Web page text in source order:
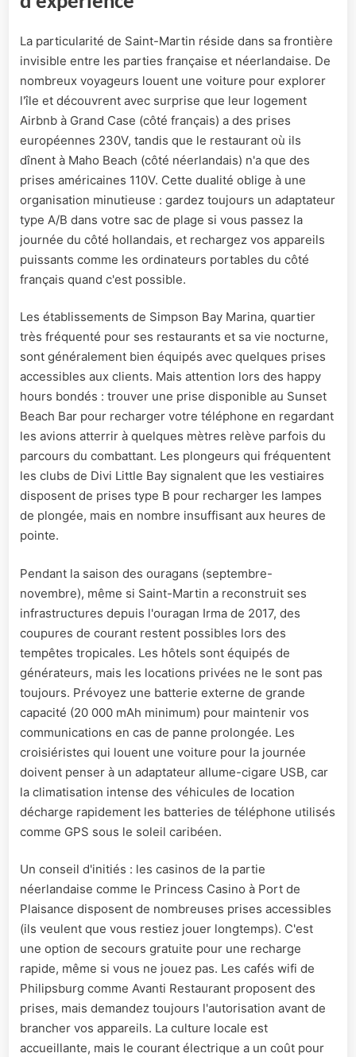
La particularité de Saint-Martin réside dans sa frontière
invisible entre les parties française et néerlandaise. De
nombreux voyageurs louent une voiture pour explorer
l'île et découvrent avec surprise que leur logement
Airbnb à Grand Case (côté français) a des prises
européennes 230V, tandis que le restaurant où ils
dînent à Maho Beach (côté néerlandais) n'a que des
prises américaines 110V. Cette dualité oblige à une
organisation minutieuse : gardez toujours un adaptateur
type A/B dans votre sac de plage si vous passez la
journée du côté hollandais, et rechargez vos appareils
puissants comme les ordinateurs portables du côté
français quand c'est possible.
Les établissements de Simpson Bay Marina, quartier
très fréquenté pour ses restaurants et sa vie nocturne,
sont généralement bien équipés avec quelques prises
accessibles aux clients. Mais attention lors des happy
hours bondés : trouver une prise disponible au Sunset
Beach Bar pour recharger votre téléphone en regardant
les avions atterrir à quelques mètres relève parfois du
parcours du combattant. Les plongeurs qui fréquentent
les clubs de Divi Little Bay signalent que les vestiaires
disposent de prises type B pour recharger les lampes
de plongée, mais en nombre insuffisant aux heures de
pointe.
Pendant la saison des ouragans (septembre-
novembre), même si Saint-Martin a reconstruit ses
infrastructures depuis l'ouragan Irma de 2017, des
coupures de courant restent possibles lors des
tempêtes tropicales. Les hôtels sont équipés de
générateurs, mais les locations privées ne le sont pas
toujours. Prévoyez une batterie externe de grande
capacité (20 000 mAh minimum) pour maintenir vos
communications en cas de panne prolongée. Les
croisiéristes qui louent une voiture pour la journée
doivent penser à un adaptateur allume-cigare USB, car
la climatisation intense des véhicules de location
décharge rapidement les batteries de téléphone utilisés
comme GPS sous le soleil caribéen.
Un conseil d'initiés : les casinos de la partie
néerlandaise comme le Princess Casino à Port de
Plaisance disposent de nombreuses prises accessibles
(ils veulent que vous restiez jouer longtemps). C'est
une option de secours gratuite pour une recharge
rapide, même si vous ne jouez pas. Les cafés wifi de
Philipsburg comme Avanti Restaurant proposent des
prises, mais demandez toujours l'autorisation avant de
brancher vos appareils. La culture locale est
accueillante, mais le courant électrique a un coût pour